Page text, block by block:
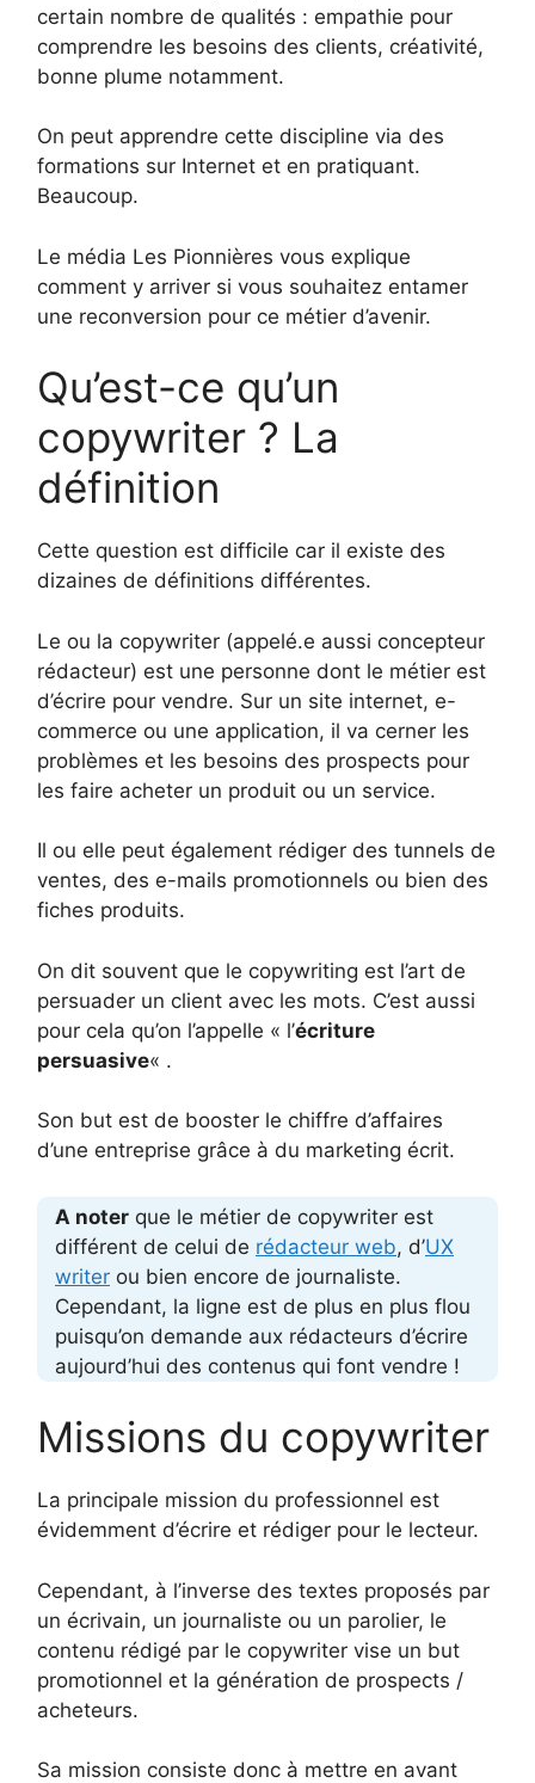
certain nombre de qualités : empathie pour
comprendre les besoins des clients, créativité,
bonne plume notamment.
On peut apprendre cette discipline via des
formations sur Internet et en pratiquant.
Beaucoup.
Le média Les Pionnières vous explique
comment y arriver si vous souhaitez entamer
une reconversion pour ce métier d’avenir.
Qu’est-ce qu’un
copywriter ? La
définition
Cette question est difficile car il existe des
dizaines de définitions différentes.
Le ou la copywriter (appelé.e aussi concepteur
rédacteur) est une personne dont le métier est
d’écrire pour vendre. Sur un site internet, e-
commerce ou une application, il va cerner les
problèmes et les besoins des prospects pour
les faire acheter un produit ou un service.
Il ou elle peut également rédiger des tunnels de
ventes, des e-mails promotionnels ou bien des
fiches produits.
On dit souvent que le copywriting est l’art de
persuader un client avec les mots. C’est aussi
pour cela qu’on l’appelle « l’écriture
persuasive« .
Son but est de booster le chiffre d’affaires
d’une entreprise grâce à du marketing écrit.
A noter que le métier de copywriter est
différent de celui de rédacteur web, d’UX
writer ou bien encore de journaliste.
Cependant, la ligne est de plus en plus flou
puisqu’on demande aux rédacteurs d’écrire
aujourd’hui des contenus qui font vendre !
Missions du copywriter
La principale mission du professionnel est
évidemment d’écrire et rédiger pour le lecteur.
Cependant, à l’inverse des textes proposés par
un écrivain, un journaliste ou un parolier, le
contenu rédigé par le copywriter vise un but
promotionnel et la génération de prospects /
acheteurs.
Sa mission consiste donc à mettre en avant